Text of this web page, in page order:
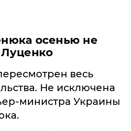
осенью не
весь
Не исключена
министра Украины